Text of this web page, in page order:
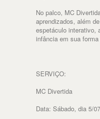
No palco, MC
aprendizados, além
espetáculo interativo,
infância em sua
SERVIÇO:
MC Divertida
Data: Sábado, dia 5/07